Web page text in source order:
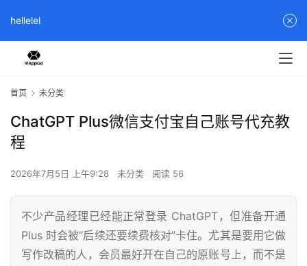
首页 未分类
ChatGPT Plus微信支付宝自己账号代充教
程
2026年7月5日 上午9:28 未分类 阅读 56
不少产品经理已经能正常登录 ChatGPT，但准备开通
Plus 时会被“后续还要续费核对”卡住。尤其是要用它做
写作改稿的人，会员最好开在自己的原账号上，而不是
hellelel